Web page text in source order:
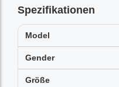
Spezifikationen
Model
Gender
Größe